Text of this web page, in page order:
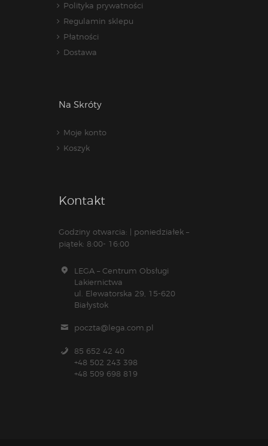
Polityka prywatności
Regulamin sklepu
Płatności
Dostawa
Na Skróty
Moje konto
Koszyk
Kontakt
Godziny otwarcia: | poniedziałek –
piątek: 8:00- 16:00
LEGA – Centrum Obsługi
Lakiernictwa
ul. Elewatorska 29, 15-620
Białystok
poczta@lega.com.pl
85 652 42 40
+48 502 243 398
+48 509 698 819